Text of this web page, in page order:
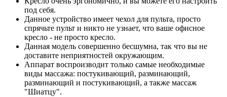
под себя.
Данное устройство имеет чехол для пульта, просто
спрячьте пульт и никто не узнает, что ваше офисное
кресло - не просто кресло.
Данная модель совершенно бесшумна, так что вы не
доставите неприятностей окружающим.
Аппарат воспроизводит только самые необходимые
виды массажа: постукивающий, разминающий,
разминающий и постукивающий, а также массаж
"Шиатцу".